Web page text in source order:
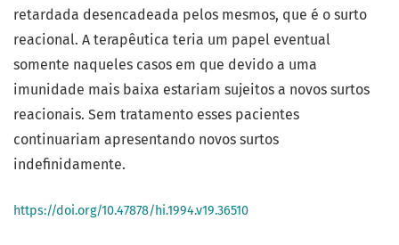
retardada desencadeada pelos mesmos, que é o surto
reacional. A terapêutica teria um papel eventual
somente naqueles casos em que devido a uma
imunidade mais baixa estariam sujeitos a novos surtos
reacionais. Sem tratamento esses pacientes
continuariam apresentando novos surtos
indefinidamente.
https://doi.org/10.47878/hi.1994.v19.36510